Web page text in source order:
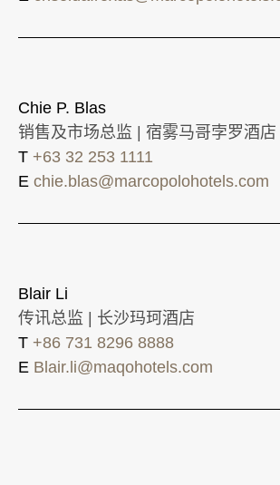
Chie P. Blas
销售及市场总监 | 宿雾马哥孛罗酒店
T +63 32 253 1111
E chie.blas@marcopolohotels.com
Blair Li
传讯总监 | 长沙玛珂酒店
T +86 731 8296 8888
E Blair.li@maqohotels.com